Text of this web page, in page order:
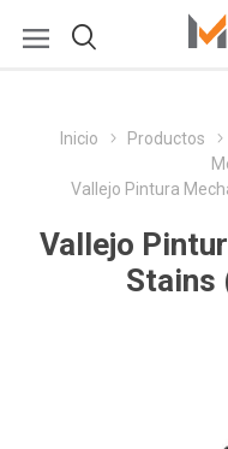
Inicio Productos
Vallejo Pintura
Vallejo
Stains